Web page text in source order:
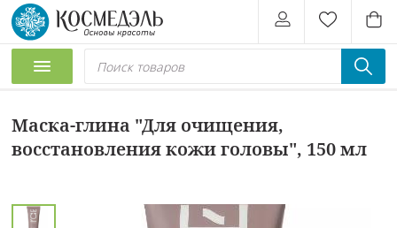
Маска-глина "Для очищения,
восстановления кожи головы", 150 мл